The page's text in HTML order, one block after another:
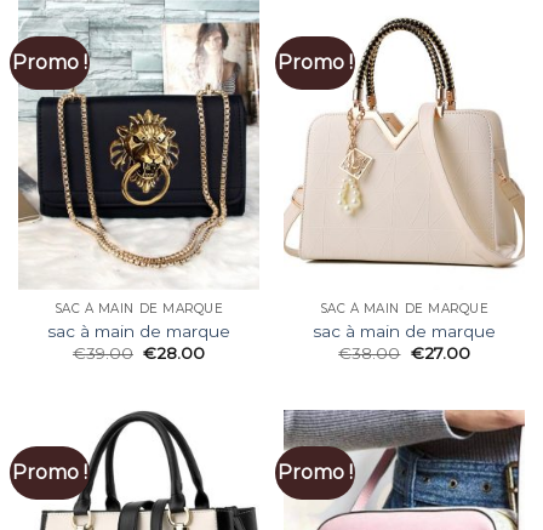
Promo !
SAC À MAIN DE MARQUE
sac à main de marque
€39.00 €28.00
Promo !
SAC À MAIN DE MARQUE
sac à main de marque
€38.00 €27.00
Promo ! Promo !